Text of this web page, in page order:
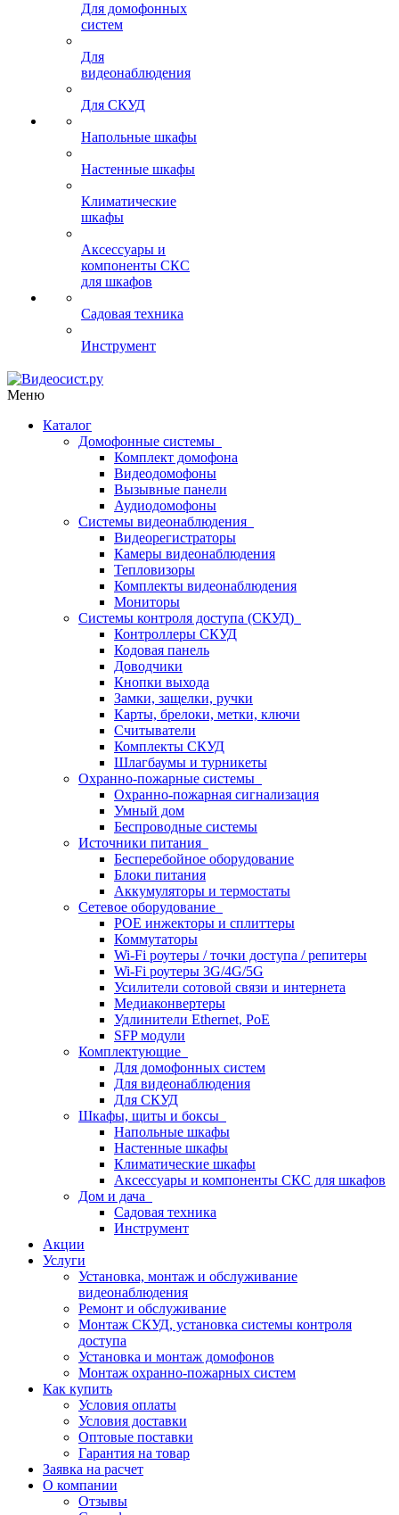
Для домофонных
систем
Для
видеонаблюдения
Для СКУД
Напольные шкафы
Настенные шкафы
Климатические
шкафы
Аксессуары и
компоненты СКС
для шкафов
Садовая техника
Инструмент
Меню
Каталог
Домофонные системы
Комплект домофона
Видеодомофоны
Вызывные панели
Аудиодомофоны
Системы видеонаблюдения
Видеорегистраторы
Камеры видеонаблюдения
Тепловизоры
Комплекты видеонаблюдения
Мониторы
Системы контроля доступа (СКУД)
Контроллеры СКУД
Кодовая панель
Доводчики
Кнопки выхода
Замки, защелки, ручки
Карты, брелоки, метки, ключи
Считыватели
Комплекты СКУД
Шлагбаумы и турникеты
Охранно-пожарные системы
Охранно-пожарная сигнализация
Умный дом
Беспроводные системы
Источники питания
Бесперебойное оборудование
Блоки питания
Аккумуляторы и термостаты
Сетевое оборудование
POE инжекторы и сплиттеры
Коммутаторы
Wi-Fi роутеры / точки доступа / репитеры
Wi-Fi роутеры 3G/4G/5G
Усилители сотовой связи и интернета
Медиаконвертеры
Удлинители Ethernet, PoE
SFP модули
Комплектующие
Для домофонных систем
Для видеонаблюдения
Для СКУД
Шкафы, щиты и боксы
Напольные шкафы
Настенные шкафы
Климатические шкафы
Аксессуары и компоненты СКС для шкафов
Дом и дача
Садовая техника
Инструмент
Акции
Услуги
Установка, монтаж и обслуживание
видеонаблюдения
Ремонт и обслуживание
Монтаж СКУД, установка системы контроля
доступа
Установка и монтаж домофонов
Монтаж охранно-пожарных систем
Как купить
Условия оплаты
Условия доставки
Оптовые поставки
Гарантия на товар
Заявка на расчет
О компании
Отзывы